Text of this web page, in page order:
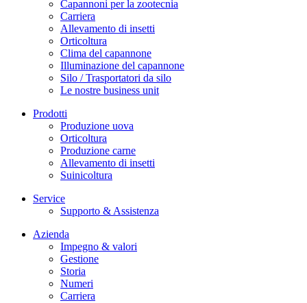
Capannoni per la zootecnia
Carriera
Allevamento di insetti
Orticoltura
Clima del capannone
Illuminazione del capannone
Silo / Trasportatori da silo
Le nostre business unit
Prodotti
Produzione uova
Orticoltura
Produzione carne
Allevamento di insetti
Suinicoltura
Service
Supporto & Assistenza
Azienda
Impegno & valori
Gestione
Storia
Numeri
Carriera